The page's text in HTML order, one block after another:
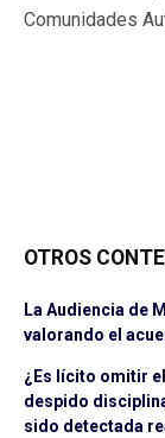
Comunidades
OTROS
La Audiencia de
valorando el
¿Es lícito omitir
despido
sido detectada